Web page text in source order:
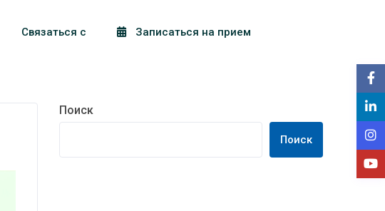
Связаться с Записаться на прием
Поиск
Поиск